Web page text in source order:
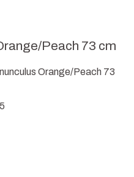
Peach 73 cm
Orange/Peach 73